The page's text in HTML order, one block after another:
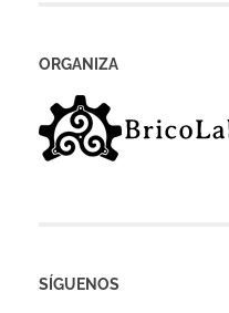
ORGANIZA
SÍGUENOS